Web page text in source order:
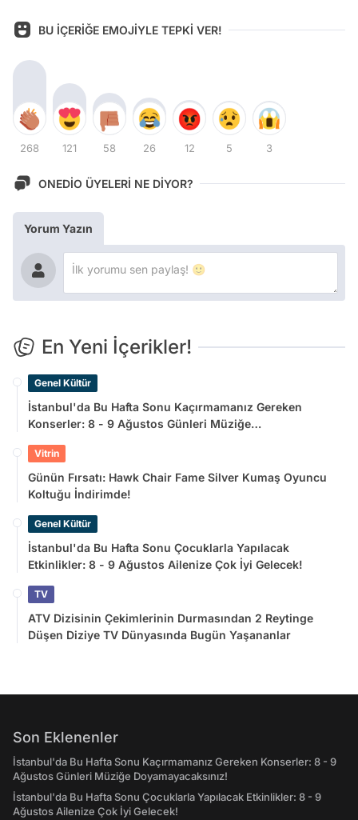
BU İÇERİĞE EMOJİYLE TEPKİ VER!
268 121 58 26 12 5 3
ONEDİO ÜYELERİ NE DİYOR?
Yorum Yazın
En Yeni İçerikler!
Genel Kültür
İstanbul'da Bu Hafta Sonu Kaçırmamanız Gereken
Konserler: 8 - 9 Ağustos Günleri Müziğe
Vitrin
Günün Fırsatı: Hawk Chair Fame Silver Kumaş Oyuncu
Koltuğu İndirimde!
Genel Kültür
İstanbul'da Bu Hafta Sonu Çocuklarla Yapılacak
Etkinlikler: 8 - 9 Ağustos Ailenize Çok İyi Gelecek!
TV
ATV Dizisinin Çekimlerinin Durmasından 2 Reytinge
Düşen Diziye TV Dünyasında Bugün Yaşananlar
Son Eklenenler
İstanbul'da Bu Hafta Sonu Kaçırmamanız Gereken Konserler: 8 - 9
Ağustos Günleri Müziğe Doyamayacaksınız!
İstanbul'da Bu Hafta Sonu Çocuklarla Yapılacak Etkinlikler: 8 - 9
Ağustos Ailenize Çok İyi Gelecek!